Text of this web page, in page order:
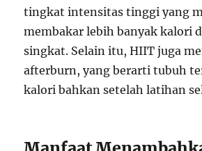
tingkat intensitas tinggi yang
membakar lebih banyak kalori
singkat. Selain itu, HIIT juga
afterburn, yang berarti tubuh
kalori bahkan setelah latihan